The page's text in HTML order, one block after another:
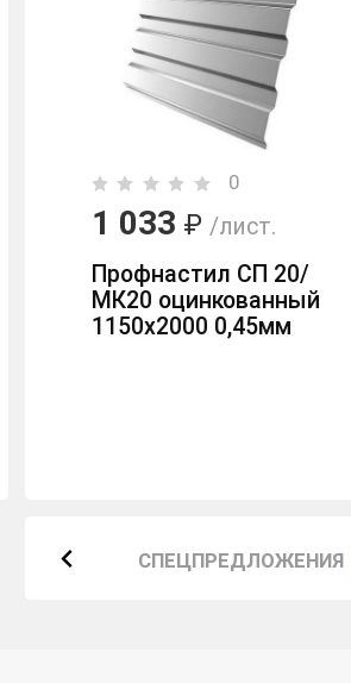
СПЕЦПРЕДЛОЖЕНИЯ
0
1 033 ₽ /лист.
Профнастил СП 20/
МК20 оцинкованный
1150х2000 0,45мм